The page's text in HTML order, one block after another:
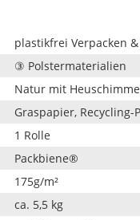
plastikfrei Verpacken
③ Polstermaterialien
Natur mit
Graspapier, Recycling-
1 Rolle
Packbiene®
175g/m²
ca. 5,5 kg